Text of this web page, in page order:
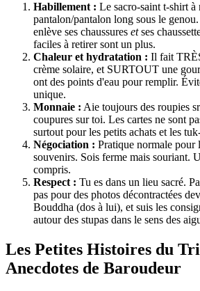
Habillement : Le sacro-saint t-shirt à
pantalon/pantalon long sous le
enlève ses chaussures etses
faciles à retirer sont un plus.
Chaleur et hydratation : Il fait
crème solaire, et SURTOUT une
ont des points d'eau pour remplir.
unique.
Monnaie : Aie toujours des roupies
coupures sur toi. Les cartes ne sont
surtout pour les petits achats et les
Négociation : Pratique normale pour
souvenirs. Sois ferme mais souriant.
compris.
Respect : Tu es dans un lieu sacré.
pas pour des photos décontractées
Bouddha (dos à lui), et suis les
autour des stupas dans le sens des
Les Petites Histoires du
Anecdotes de Baroudeur